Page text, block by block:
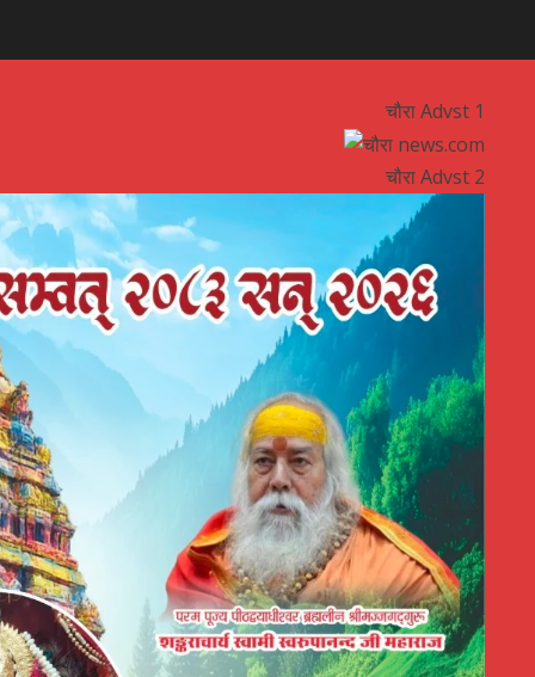
चौरा Advst 1
चौरा Advst 2